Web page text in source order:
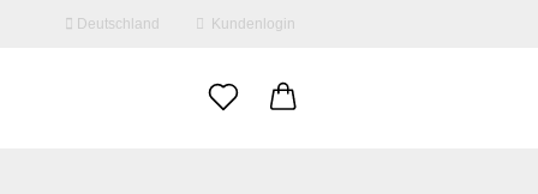
Deutschland Kundenlogin